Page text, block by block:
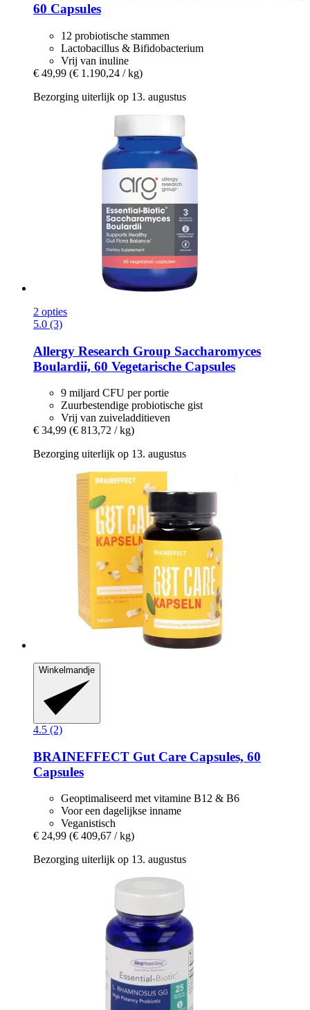
60 Capsules
12 probiotische stammen
Lactobacillus & Bifidobacterium
Vrij van inuline
€ 49,99 (€ 1.190,24 / kg)
Bezorging uiterlijk op 13. augustus
2 opties
5.0 (3)
Allergy Research Group Saccharomyces
Boulardii, 60 Vegetarische Capsules
9 miljard CFU per portie
Zuurbestendige probiotische gist
Vrij van zuiveladditieven
€ 34,99 (€ 813,72 / kg)
Bezorging uiterlijk op 13. augustus
Winkelmandje
4.5 (2)
BRAINEFFECT Gut Care Capsules, 60
Capsules
Geoptimaliseerd met vitamine B12 & B6
Voor een dagelijkse inname
Veganistisch
€ 24,99 (€ 409,67 / kg)
Bezorging uiterlijk op 13. augustus